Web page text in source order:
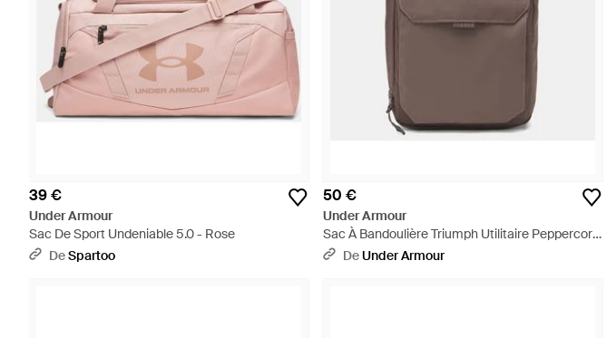
39 €
Under Armour
Sac De Sport Undeniable 5.0 - Rose
DeSpartoo
50 €
Under Armour
Sac À Bandoulière Triumph Utilitaire Peppercorn
Noir - Marron
DeUnder Armour